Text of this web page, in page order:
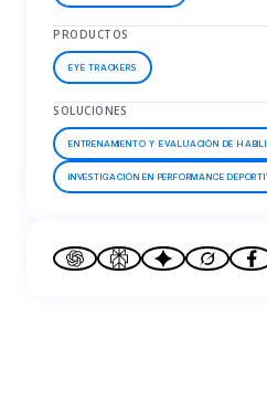
PRODUCTOS
EYE TRACKERS
SOLUCIONES
ENTRENAMIENTO Y EVALUACIÓN DE
INVESTIGACIÓN EN PERFORMANCE